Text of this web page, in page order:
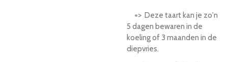
=> Deze taart kan je zo'n
5 dagen bewaren in de
koeling of 3 maanden in de
diepvries.